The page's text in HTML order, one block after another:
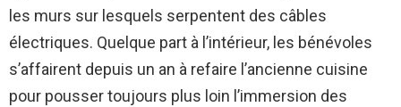
les murs sur lesquels serpentent des câbles
électriques. Quelque part à l’intérieur, les bénévoles
s’affairent depuis un an à refaire l’ancienne cuisine
pour pousser toujours plus loin l’immersion des